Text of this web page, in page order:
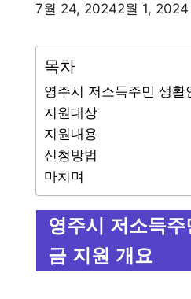
7월 24, 20242월 1, 2024
목차
영주시 저소득주민 생활
지원대상
지원내용
신청방법
마치며
영주시 저소득
금 지원 개요